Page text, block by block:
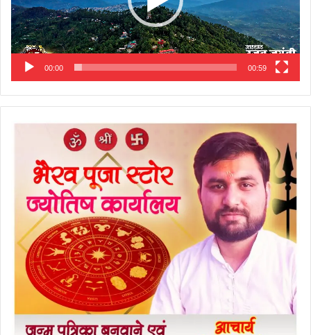
00:00 00:59